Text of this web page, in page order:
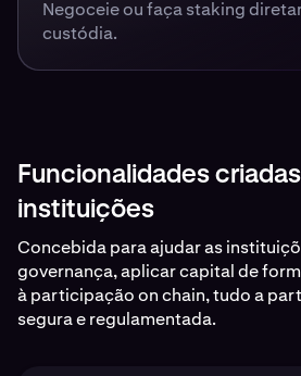
Negoceie ou faça staking
custódia.
Funcionalidades
instituições
Concebida para ajudar as
governança, aplicar capital de
à participação on chain, tudo a
segura e regulamentada.